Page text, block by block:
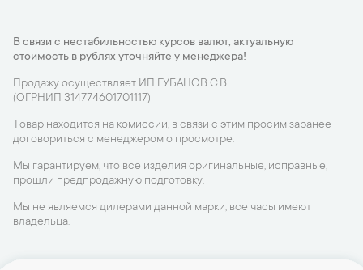
В связи с нестабильностью курсов валют, актуальную
стоимость в рублях уточняйте у менеджера!
Продажу осуществляет ИП ГУБАНОВ С.В.
(ОГРНИП 314774601701117)
Товар находится на комиссии, в связи с этим просим заранее
договориться с менеджером о просмотре.
Мы гарантируем, что все изделия оригинальные, исправные,
прошли предпродажную подготовку.
Мы не являемся дилерами данной марки, все часы имеют
владельца.